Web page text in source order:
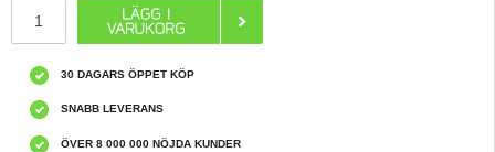
30 DAGARS ÖPPET KÖP
SNABB LEVERANS
ÖVER 8 000 000 NÖJDA KUNDER